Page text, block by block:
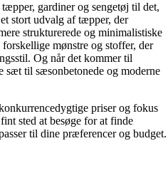
gardiner og sengetøj til det,
stort udvalg af tæpper, der
strukturerede og minimalistiske
mønstre og stoffer, der
Og når det kommer til
sæt til sæsonbetonede og moderne
priser og fokus
sted at besøge for at finde
til dine præferencer og budget.